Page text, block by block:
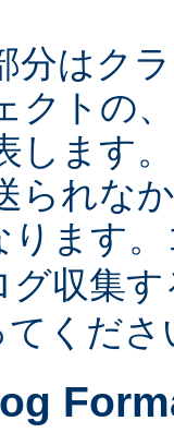
分はク
クトの
します
られな
ります
グ収集
てくださ